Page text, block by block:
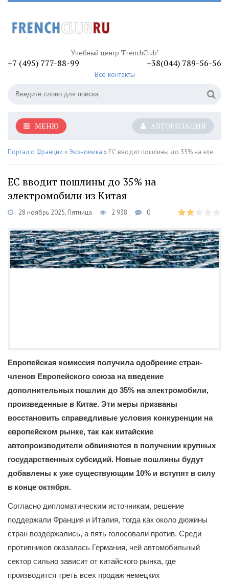
Учебный центр "FrenchClub"
+7 (495) 777-88-99 +38(044) 789-56-56
Все контакты
АВТОРИЗАЦИЯ
МЕНЮ
Портал о Франции » Экономика » ЕС вводит пошлины до 35% на электромобили из Китая
ЕС вводит пошлины до 35% на
электромобили из Китая
28 ноябрь 2025, Пятница 2 938 0
Европейская комиссия получила одобрение стран-
членов Европейского союза на введение
дополнительных пошлин до 35% на электромобили,
произведенные в Китае. Эти меры призваны
восстановить справедливые условия конкуренции на
европейском рынке, так как китайские
автопроизводители обвиняются в получении крупных
государственных субсидий. Новые пошлины будут
добавлены к уже существующим 10% и вступят в силу
в конце октября.
Согласно дипломатическим источникам, решение
поддержали Франция и Италия, тогда как около дюжины
стран воздержались, а пять голосовали против. Среди
противников оказалась Германия, чей автомобильный
сектор сильно зависит от китайского рынка, где
производится треть всех продаж немецких